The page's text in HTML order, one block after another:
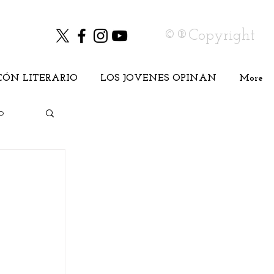
©®Copyright
LITERARIO LOS JOVENES OPINAN More